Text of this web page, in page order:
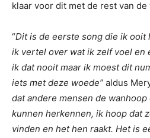
klaar voor dit met de rest van
“Dit is de eerste song die ik ooit
ik vertel over wat ik zelf voel en
ik dat nooit maar ik moest dit
iets met deze woede” aldus
dat andere mensen de
kunnen herkennen, ik hoop dat
vinden en het hen raakt. Het is